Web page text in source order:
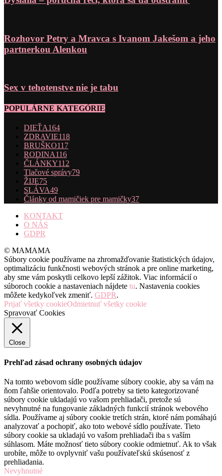
Rozhovor Petry a Mravca s Ivanom Jakešom a jeho
partnerkou Alenkou
Sex v tehotenstve nie je tabu
POPULÁRNE KATEGÓRIE
DIEŤA164
ZDRAVIE118
BRUŠKO117
RODINA116
ČLÁNKY112
Tlačové správy79
ŽIJE75
SLÁVA49
Články od mamičiek pre mamičky37
KONTAKT
O NÁS
GDPR
© MAMAMA
Súbory cookie používame na zhromažďovanie štatistických údajov,
optimalizáciu funkčnosti webových stránok a pre online marketing,
aby sme vám poskytli celkovo lepší zážitok. Viac informácií o
súboroch cookie a nastaveniach nájdete tu. Nastavenia cookies
môžete kedykoľvek zmeniť. GDPR.
Prijať všetky cookieOdmietnuť všetky cookie
Spravovať Cookies
Close
Prehľad zásad ochrany osobných údajov
Na tomto webovom sídle používame súbory cookie, aby sa vám na
ňom ľahšie orientovalo. Podľa potreby sa tieto kategorizované
súbory cookie ukladajú vo vašom prehliadači, pretože sú
nevyhnutné na fungovanie základných funkcií stránok webového
sídla. Používame aj súbory cookie tretích strán, ktoré nám pomáhajú
analyzovať a pochopiť, ako toto webové sídlo používate. Tieto
súbory cookie sa ukladajú vo vašom prehliadači iba s vaším
súhlasom. Máte možnosť tieto súbory cookie odmietnuť. Ak to však
urobíte, môže to ovplyvniť vašu používateľskú skúsenosť z
prehliadania.
Nevyhnutné